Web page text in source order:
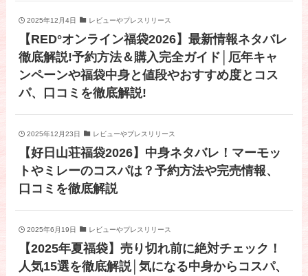
2025年12月4日 レビューやプレスリリース
【RED°オンライン福袋2026】最新情報ネタバレ
徹底解説!予約方法＆購入完全ガイド│厄年キャ
ンペーンや福袋中身と値段やおすすめ度とコス
パ、口コミを徹底解説!
2025年12月23日 レビューやプレスリリース
【好日山荘福袋2026】中身ネタバレ！マーモッ
トやミレーのコスパは？予約方法や完売情報、
口コミを徹底解説
2025年6月19日 レビューやプレスリリース
【2025年夏福袋】売り切れ前に絶対チェック！
人気15選を徹底解説│気になる中身からコスパ、